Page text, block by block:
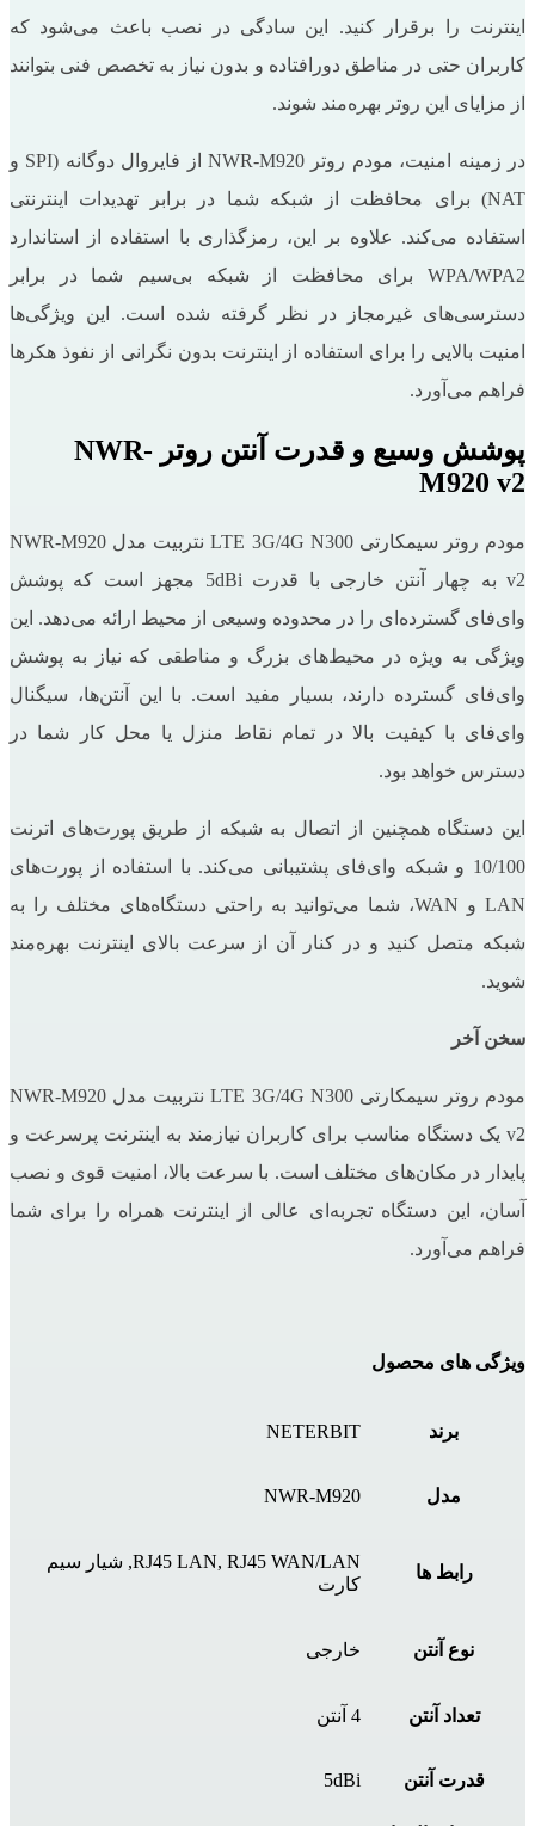
اینترنت را برقرار کنید. این سادگی در نصب باعث می‌شود که
کاربران حتی در مناطق دورافتاده و بدون نیاز به تخصص فنی بتوانند
از مزایای این روتر بهره‌مند شوند.
در زمینه امنیت، مودم روتر NWR-M920 از فایروال دوگانه (SPI و
NAT) برای محافظت از شبکه شما در برابر تهدیدات اینترنتی
استفاده می‌کند. علاوه بر این، رمزگذاری با استفاده از استاندارد
WPA/WPA2 برای محافظت از شبکه بی‌سیم شما در برابر
دسترسی‌های غیرمجاز در نظر گرفته شده است. این ویژگی‌ها
امنیت بالایی را برای استفاده از اینترنت بدون نگرانی از نفوذ هکرها
فراهم می‌آورد.
پوشش وسیع و قدرت آنتن روتر NWR-
M920 v2
مودم روتر سیمکارتی LTE 3G/4G N300 نتربیت مدل NWR-M920
v2 به چهار آنتن خارجی با قدرت 5dBi مجهز است که پوشش
وای‌فای گسترده‌ای را در محدوده وسیعی از محیط ارائه می‌دهد. این
ویژگی به ویژه در محیط‌های بزرگ و مناطقی که نیاز به پوشش
وای‌فای گسترده دارند، بسیار مفید است. با این آنتن‌ها، سیگنال
وای‌فای با کیفیت بالا در تمام نقاط منزل یا محل کار شما در
دسترس خواهد بود.
این دستگاه همچنین از اتصال به شبکه از طریق پورت‌های اترنت
10/100 و شبکه وای‌فای پشتیبانی می‌کند. با استفاده از پورت‌های
LAN و WAN، شما می‌توانید به راحتی دستگاه‌های مختلف را به
شبکه متصل کنید و در کنار آن از سرعت بالای اینترنت بهره‌مند
شوید.
سخن آخر
مودم روتر سیمکارتی LTE 3G/4G N300 نتربیت مدل NWR-M920
v2 یک دستگاه مناسب برای کاربران نیازمند به اینترنت پرسرعت و
پایدار در مکان‌های مختلف است. با سرعت بالا، امنیت قوی و نصب
آسان، این دستگاه تجربه‌ای عالی از اینترنت همراه را برای شما
فراهم می‌آورد.
ویژگی های محصول
برند NETERBIT
مدل NWR-M920
رابط ها
RJ45 LAN, RJ45 WAN/LAN, شیار سیم
کارت
نوع آنتن خارجی
تعداد آنتن 4 آنتن
قدرت آنتن 5dBi